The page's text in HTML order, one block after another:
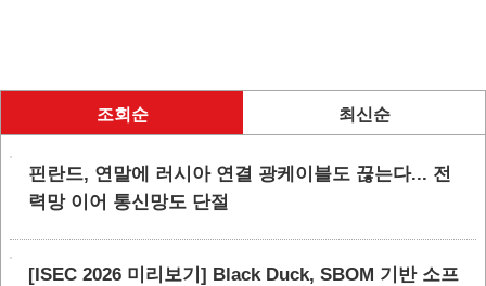
조회순 최신순
핀란드, 연말에 러시아 연결 광케이블도 끊는다... 전
력망 이어 통신망도 단절
[ISEC 2026 미리보기] Black Duck, SBOM 기반 소프